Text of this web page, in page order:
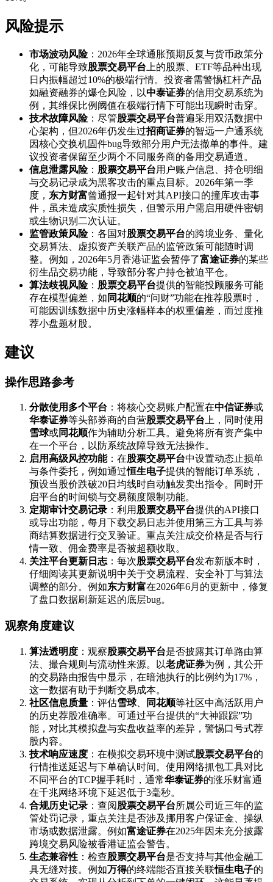
风险提示
市场波动风险：2026年全球通胀预期反复与货币政策分
化，可能导致股票交易平台 上的股票、ETF等品种出现
日内振幅超过10%的极端行情。投资者需警惕杠杆产品
如融资融券的爆仓风险，以中泰证券的信用交易系统为
例，其维保比例阈值在极端行情下可能出现瞬时击穿。
技术故障风险：尽管股票交易平台普遍采用双活数据中
心架构，但2026年仍发生过招商证券的智远一户通系统
因核心交换机固件bug导致部分用户无法撤单的事件。建
议投资者保留至少两个不同服务商的备用交易通道。
信息泄露风险： 股票交易平台用户账户信息、持仓明细
与交易记录成为黑客攻击的重点目标。2026年第一季
度， 东方财富曾通报一起针对其API接口的撞库攻击事
件，虽未造成实质性损失，但警示用户需启用硬件密钥
或生物识别二次认证。
监管政策风险：各国对股票交易平台的跨境业务、量化
交易算法、虚拟资产关联产品的监管政策可能随时调
整。例如，2026年5月香港证监会暂停了富途证券的某些
衍生品交易功能，导致部分客户持仓被迫平仓。
算法歧视风险： 股票交易平台提供的智能投顾服务可能
存在模型偏差，如 同花顺的“问财”功能在推荐股票时，
可能因训练数据中历史涨幅样本的权重偏差，而过度推
荐小盘题材股。
建议
操作思路参考
分散使用多个平台 ：将核心交易账户配置在中信证券或
华泰证券等头部券商的自营股票交易平台上，同时使用
雪球或同花顺作为辅助分析工具。避免将所有资产集中
在一个平台，以防系统故障导致无法操作。
启用高级风控功能：在股票交易平台中设置动态止损单
与条件委托，例如通过恒生电子提供的智能订单系统，
预设当股价跌破20日均线时自动触发卖出指令。同时开
启平台的时间锁与交易额度限制功能。
定期审计交易记录 ：利用 股票交易平台提供的API接口
或导出功能，每月下载交易日志并使用第三方工具与券
商结算数据进行交叉验证。重点关注成交价格是否与行
情一致、佣金费率是否被超额收取。
关注平台更新日志：每次股票交易平台发布新版本时，
仔细阅读其更新说明中关于交易流程、安全补丁与算法
调整的部分。例如东方财富在2026年6月的更新中，修复
了盘口数据刷新延迟的底层bug。
观察角度建议
算法透明度 ：观察股票交易平台是否披露其订单路由算
法、撮合规则与流动性来源。以老虎证券为例，其公开
的交易路由报告中显示，在暗池执行的比例约为17%，
这一数据有助于判断交易成本。
社区信息质量 ：评估雪球、 同花顺等社区中高活跃用户
的历史荐股准确率。可通过平台提供的“大神跟踪”功
能，对比其模拟盘与实盘收益率的差异，警惕口号式荐
股内容。
技术响应速度 ：在模拟交易环境中测试股票交易平台的
行情推送延迟与下单确认时间。使用网络抓包工具对比
不同平台的TCP握手耗时，通常华泰证券的涨乐财富通
在千兆网络环境下延迟低于3毫秒。
合规历史记录 ：查阅股票交易平台所属公司近三年的监
管处罚记录，重点关注是否涉及挪用客户保证金、操纵
市场或数据泄露。例如富途证券在2025年因未充分披露
跨境交易风险被香港证监会警告。
生态兼容性 ：检查股票交易平台是否支持与其他金融工
具无缝对接。例如万得的终端能否直接关联恒生电子的